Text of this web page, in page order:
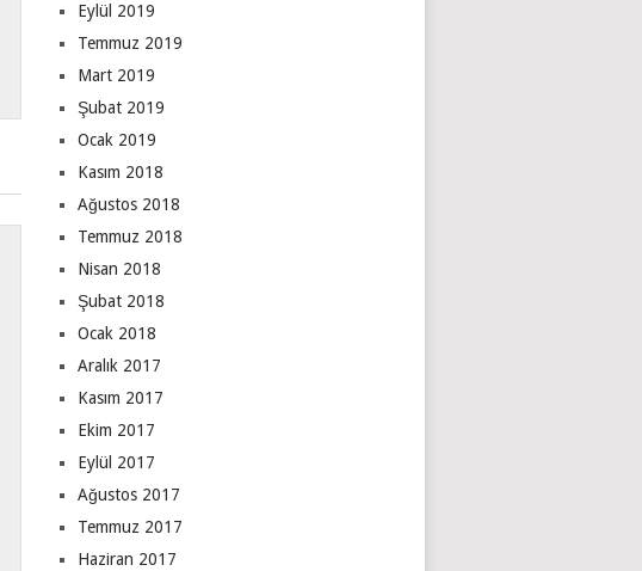
Eylül 2019
Temmuz 2019
Mart 2019
Şubat 2019
Ocak 2019
Kasım 2018
Ağustos 2018
Temmuz 2018
Nisan 2018
Şubat 2018
Ocak 2018
Aralık 2017
Kasım 2017
Ekim 2017
Eylül 2017
Ağustos 2017
Temmuz 2017
Haziran 2017